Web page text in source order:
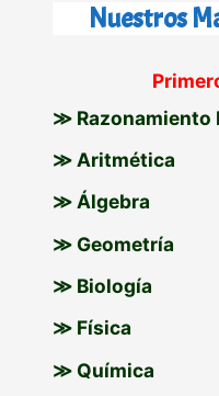
r
p
o
Nuestros
≫ Razonamiento
≫ Aritmética
≫ Álgebra
≫ Geometría
≫ Biología
≫ Física
≫ Química